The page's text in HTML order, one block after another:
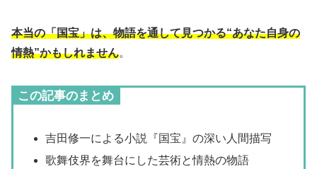
本当の「国宝」は、物語を通して見つかる“あなた自身の
情熱”かもしれません。
この記事のまとめ
吉田修一による小説『国宝』の深い人間描写
歌舞伎界を舞台にした芸術と情熱の物語